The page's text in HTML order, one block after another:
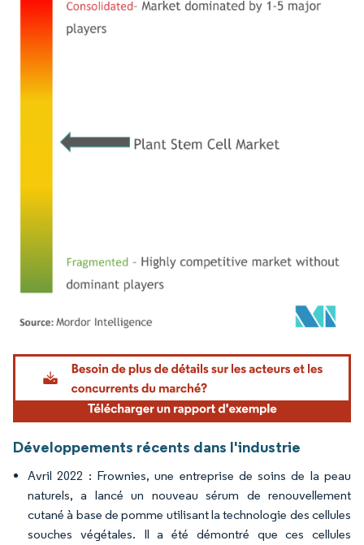
Image © Mordor Intelligence. La réutilisation nécessite une attribution sous CC BY
Développements récents dans l'industrie
Avril 2022 : Frownies, une entreprise de soins de la peau
naturels, a lancé un nouveau sérum de renouvellement
cutané à base de pomme utilisant la technologie des cellules
souches végétales. Il a été démontré que ces cellules